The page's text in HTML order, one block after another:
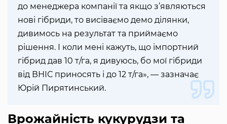
до менеджера компанії та якщо з’являються
нові гібриди, то висіваємо демо ділянки,
дивимось на результат та приймаємо
рішення. І коли мені кажуть, що імпортний
гібрид дав 10 т/га, я дивуюсь, бо мої гібриди
від ВНІС приносять і до 12 т/га», — зазначає
Юрій Пирятинський.
Врожайність кукурудзи та